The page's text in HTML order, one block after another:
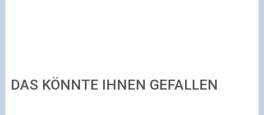
DAS KÖNNTE IHNEN GEFALLEN